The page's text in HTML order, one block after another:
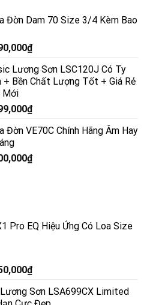
Đờn Dam 70 Size 3/4 Kèm Bao
₫
Lương Sơn LSC120J Có Ty
+ Bền Chất Lượng Tốt + Giá Rẻ
Mới
₫
Đờn VE70C Chính Hãng Âm Hay
₫
Pro EQ Hiệu Ứng Có Loa Size
₫
Sơn LSA699CX Limited